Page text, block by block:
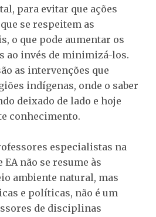
para evitar que ações
se respeitem as
o que pode aumentar os
ao invés de minimizá-los.
as intervenções que
indígenas, onde o saber
deixado de lado e hoje
conhecimento.
especialistas na
não se resume às
ambiente natural, mas
e políticas, não é um
de disciplinas